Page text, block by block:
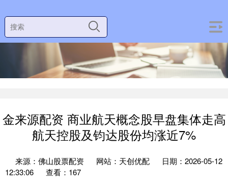
金来源配资 商业航天概念股早盘集体走高
航天控股及钧达股份均涨近7%
来源：佛山股票配资 网站：天创优配
日期：2026-05-12
12:33:06
查看：167